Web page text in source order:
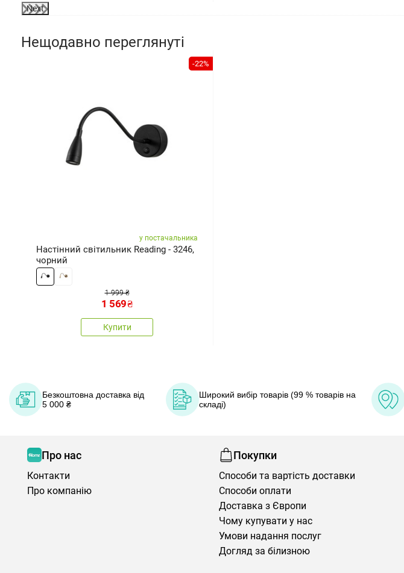
Next
Нещодавно переглянуті
-22%
у постачальника
Настінний світильник Reading - 3246,
чорний
1 999 ₴
1 569₴
Купити
Безкоштовна доставка від
5 000 ₴
Широкий вибір товарів (99 % товарів на
складі)
Про нас
Контакти
Про компанію
Покупки
Способи та вартість доставки
Способи оплати
Доставка з Європи
Чому купувати у нас
Умови надання послуг
Догляд за білизною